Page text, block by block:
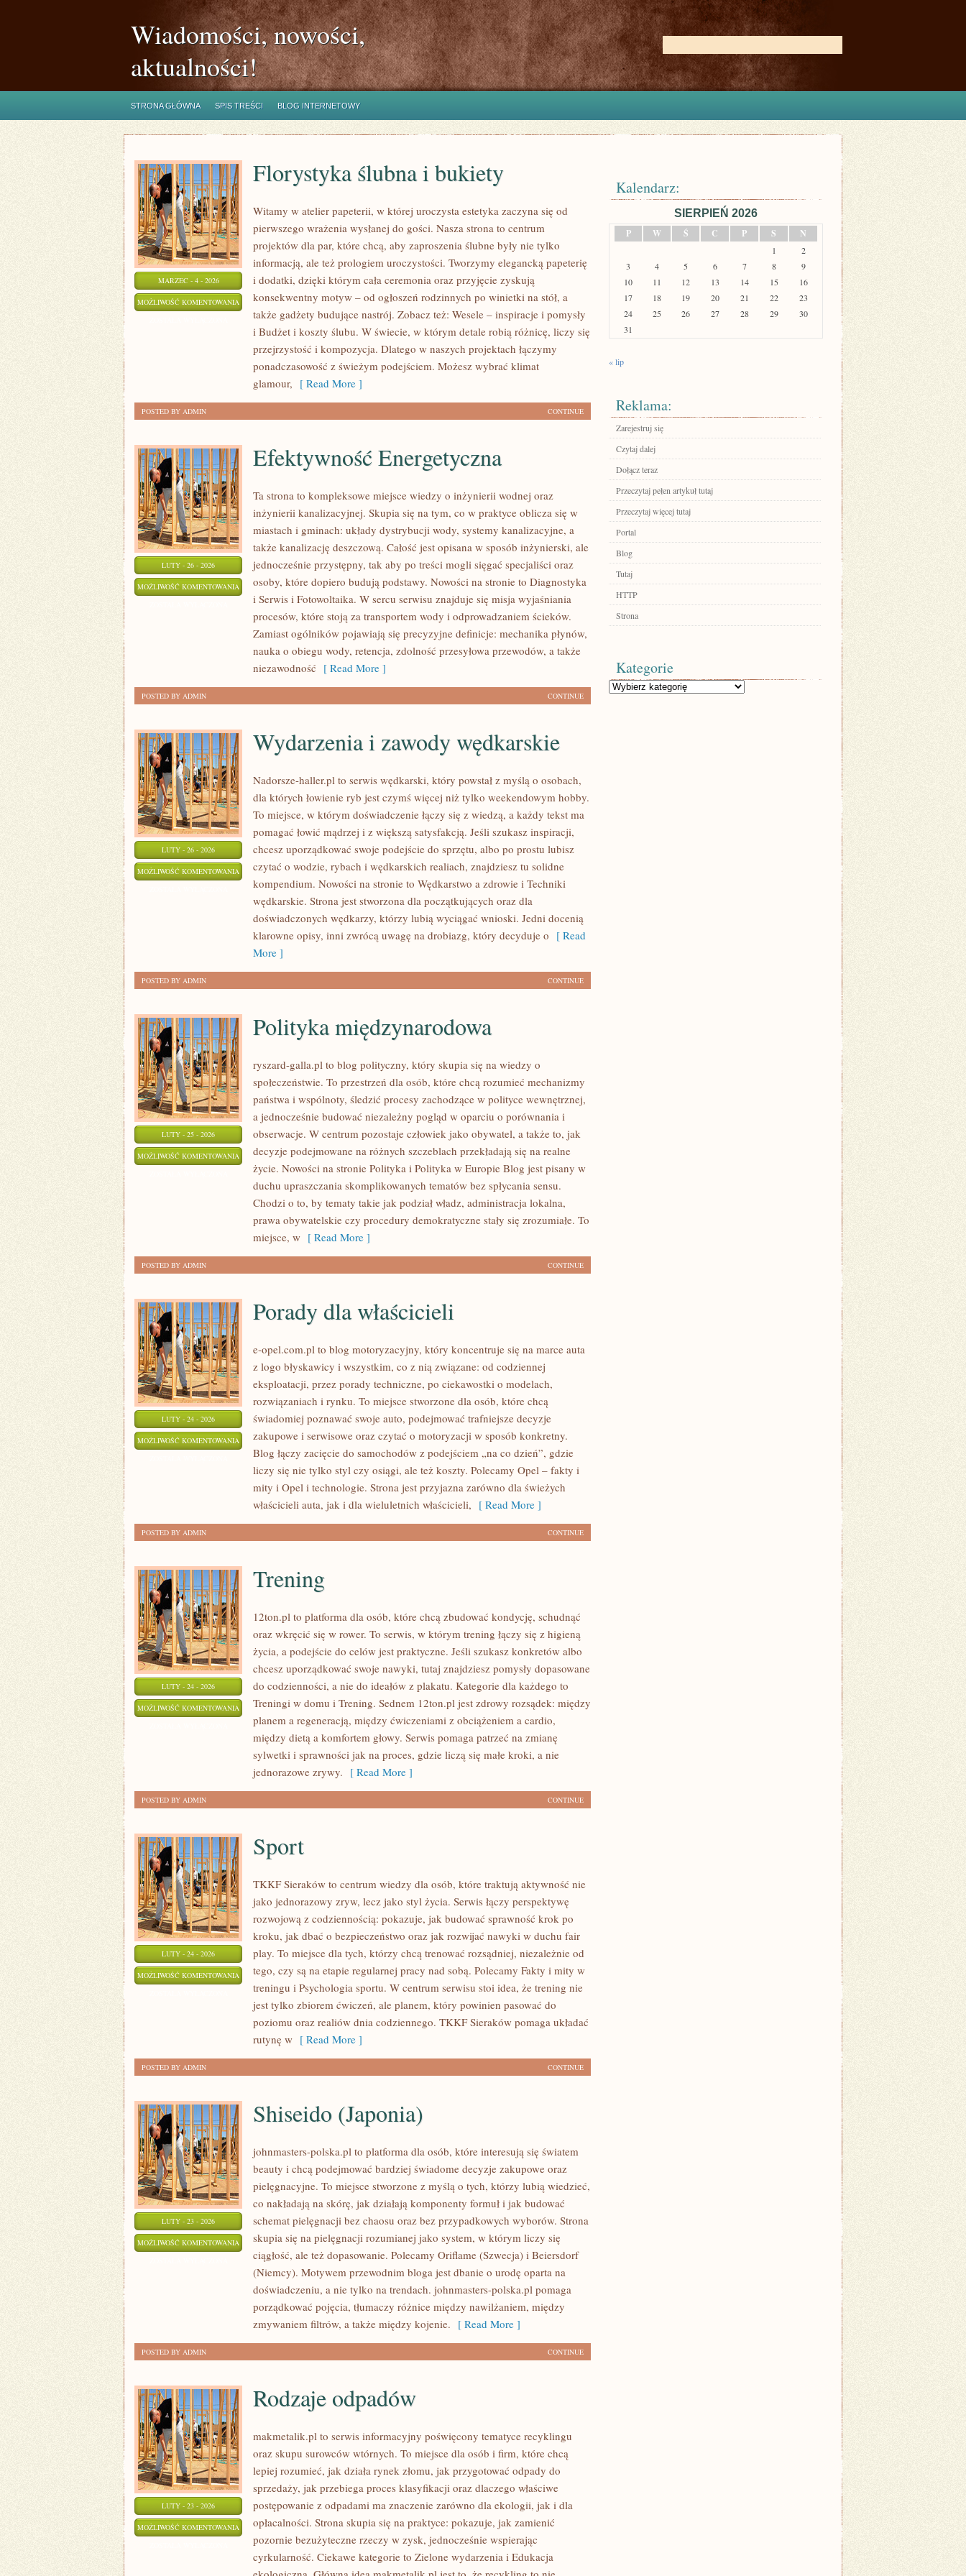
Wiadomości, nowości,
aktualności!
STRONA GŁÓWNA SPIS TREŚCI BLOG INTERNETOWY
MARZEC - 4 - 2026
MOŻLIWOŚĆ KOMENTOWANIA FLORYSTYKA
ŚLUBNA
BUKIETY
Florystyka ślubna i bukiety
Witamy w atelier papeterii, w której uroczysta estetyka zaczyna się od
pierwszego wrażenia wysłanej do gości. Nasza strona to centrum
projektów dla par, które chcą, aby zaproszenia ślubne były nie tylko
informacją, ale też prologiem uroczystości. Tworzymy elegancką papeterię
i dodatki, dzięki którym cała ceremonia oraz przyjęcie zyskują
konsekwentny motyw – od ogłoszeń rodzinnych po winietki na stół, a
także gadżety budujące nastrój. Zobacz też: Wesele – inspiracje i pomysły
i Budżet i koszty ślubu. W świecie, w którym detale robią różnicę, liczy się
przejrzystość i kompozycja. Dlatego w naszych projektach łączymy
ponadczasowość z świeżym podejściem. Możesz wybrać klimat
glamour, [ Read More ]
CONTINUE
POSTED BY ADMIN
LUTY - 26 - 2026
MOŻLIWOŚĆ KOMENTOWANIA EFEKTYWNOŚĆ
ENERGETYCZNA
Efektywność Energetyczna
Ta strona to kompleksowe miejsce wiedzy o inżynierii wodnej oraz
inżynierii kanalizacyjnej. Skupia się na tym, co w praktyce oblicza się w
miastach i gminach: układy dystrybucji wody, systemy kanalizacyjne, a
także kanalizację deszczową. Całość jest opisana w sposób inżynierski, ale
jednocześnie przystępny, tak aby po treści mogli sięgać specjaliści oraz
osoby, które dopiero budują podstawy. Nowości na stronie to Diagnostyka
i Serwis i Fotowoltaika. W sercu serwisu znajduje się misja wyjaśniania
procesów, które stoją za transportem wody i odprowadzaniem ścieków.
Zamiast ogólników pojawiają się precyzyjne definicje: mechanika płynów,
nauka o obiegu wody, retencja, zdolność przesyłowa przewodów, a także
niezawodność [ Read More ]
CONTINUE
POSTED BY ADMIN
LUTY - 26 - 2026
MOŻLIWOŚĆ KOMENTOWANIA WYDARZENIA
ZAWODY
WĘDKARSKIE
Wydarzenia i zawody wędkarskie
Nadorsze-haller.pl to serwis wędkarski, który powstał z myślą o osobach,
dla których łowienie ryb jest czymś więcej niż tylko weekendowym hobby.
To miejsce, w którym doświadczenie łączy się z wiedzą, a każdy tekst ma
pomagać łowić mądrzej i z większą satysfakcją. Jeśli szukasz inspiracji,
chcesz uporządkować swoje podejście do sprzętu, albo po prostu lubisz
czytać o wodzie, rybach i wędkarskich realiach, znajdziesz tu solidne
kompendium. Nowości na stronie to Wędkarstwo a zdrowie i Techniki
wędkarskie. Strona jest stworzona dla początkujących oraz dla
doświadczonych wędkarzy, którzy lubią wyciągać wnioski. Jedni docenią
klarowne opisy, inni zwrócą uwagę na drobiazg, który decyduje o [ Read
More ]
CONTINUE
POSTED BY ADMIN
LUTY - 25 - 2026
MOŻLIWOŚĆ KOMENTOWANIA POLITYKA
MIĘDZYNARODOWA
Polityka międzynarodowa
ryszard-galla.pl to blog polityczny, który skupia się na wiedzy o
społeczeństwie. To przestrzeń dla osób, które chcą rozumieć mechanizmy
państwa i wspólnoty, śledzić procesy zachodzące w polityce wewnętrznej,
a jednocześnie budować niezależny pogląd w oparciu o porównania i
obserwacje. W centrum pozostaje człowiek jako obywatel, a także to, jak
decyzje podejmowane na różnych szczeblach przekładają się na realne
życie. Nowości na stronie Polityka i Polityka w Europie Blog jest pisany w
duchu upraszczania skomplikowanych tematów bez spłycania sensu.
Chodzi o to, by tematy takie jak podział władz, administracja lokalna,
prawa obywatelskie czy procedury demokratyczne stały się zrozumiałe. To
miejsce, w [ Read More ]
CONTINUE
POSTED BY ADMIN
LUTY - 24 - 2026
MOŻLIWOŚĆ KOMENTOWANIA PORADY
WŁAŚCICIELI
Porady dla właścicieli
e-opel.com.pl to blog motoryzacyjny, który koncentruje się na marce auta
z logo błyskawicy i wszystkim, co z nią związane: od codziennej
eksploatacji, przez porady techniczne, po ciekawostki o modelach,
rozwiązaniach i rynku. To miejsce stworzone dla osób, które chcą
świadomiej poznawać swoje auto, podejmować trafniejsze decyzje
zakupowe i serwisowe oraz czytać o motoryzacji w sposób konkretny.
Blog łączy zacięcie do samochodów z podejściem „na co dzień”, gdzie
liczy się nie tylko styl czy osiągi, ale też koszty. Polecamy Opel – fakty i
mity i Opel i technologie. Strona jest przyjazna zarówno dla świeżych
właścicieli auta, jak i dla wieluletnich właścicieli, [ Read More ]
CONTINUE
POSTED BY ADMIN
LUTY - 24 - 2026
MOŻLIWOŚĆ KOMENTOWANIA TRENING
Trening
12ton.pl to platforma dla osób, które chcą zbudować kondycję, schudnąć
oraz wkręcić się w rower. To serwis, w którym trening łączy się z higieną
życia, a podejście do celów jest praktyczne. Jeśli szukasz konkretów albo
chcesz uporządkować swoje nawyki, tutaj znajdziesz pomysły dopasowane
do codzienności, a nie do ideałów z plakatu. Kategorie dla każdego to
Treningi w domu i Trening. Sednem 12ton.pl jest zdrowy rozsądek: między
planem a regeneracją, między ćwiczeniami z obciążeniem a cardio,
między dietą a komfortem głowy. Serwis pomaga patrzeć na zmianę
sylwetki i sprawności jak na proces, gdzie liczą się małe kroki, a nie
jednorazowe zrywy. [ Read More ]
CONTINUE
POSTED BY ADMIN
LUTY - 24 - 2026
MOŻLIWOŚĆ KOMENTOWANIA SPORT
Sport
TKKF Sieraków to centrum wiedzy dla osób, które traktują aktywność nie
jako jednorazowy zryw, lecz jako styl życia. Serwis łączy perspektywę
rozwojową z codziennością: pokazuje, jak budować sprawność krok po
kroku, jak dbać o bezpieczeństwo oraz jak rozwijać nawyki w duchu fair
play. To miejsce dla tych, którzy chcą trenować rozsądniej, niezależnie od
tego, czy są na etapie regularnej pracy nad sobą. Polecamy Fakty i mity w
treningu i Psychologia sportu. W centrum serwisu stoi idea, że trening nie
jest tylko zbiorem ćwiczeń, ale planem, który powinien pasować do
poziomu oraz realiów dnia codziennego. TKKF Sieraków pomaga układać
rutynę w [ Read More ]
CONTINUE
POSTED BY ADMIN
LUTY - 23 - 2026
MOŻLIWOŚĆ KOMENTOWANIA SHISEIDO
(JAPONIA)
Shiseido (Japonia)
johnmasters-polska.pl to platforma dla osób, które interesują się światem
beauty i chcą podejmować bardziej świadome decyzje zakupowe oraz
pielęgnacyjne. To miejsce stworzone z myślą o tych, którzy lubią wiedzieć,
co nakładają na skórę, jak działają komponenty formuł i jak budować
schemat pielęgnacji bez chaosu oraz bez przypadkowych wyborów. Strona
skupia się na pielęgnacji rozumianej jako system, w którym liczy się
ciągłość, ale też dopasowanie. Polecamy Oriflame (Szwecja) i Beiersdorf
(Niemcy). Motywem przewodnim bloga jest dbanie o urodę oparta na
doświadczeniu, a nie tylko na trendach. johnmasters-polska.pl pomaga
porządkować pojęcia, tłumaczy różnice między nawilżaniem, między
zmywaniem filtrów, a także między kojenie. [ Read More ]
CONTINUE
POSTED BY ADMIN
LUTY - 23 - 2026
MOŻLIWOŚĆ KOMENTOWANIA RODZAJE
ODPADÓW
Rodzaje odpadów
makmetalik.pl to serwis informacyjny poświęcony tematyce recyklingu
oraz skupu surowców wtórnych. To miejsce dla osób i firm, które chcą
lepiej rozumieć, jak działa rynek złomu, jak przygotować odpady do
sprzedaży, jak przebiega proces klasyfikacji oraz dlaczego właściwe
postępowanie z odpadami ma znaczenie zarówno dla ekologii, jak i dla
opłacalności. Strona skupia się na praktyce: pokazuje, jak zamienić
pozornie bezużyteczne rzeczy w zysk, jednocześnie wspierając
cyrkularność. Ciekawe kategorie to Zielone wydarzenia i Edukacja
Kalendarz:
SIERPIEŃ 2026
P
W Ś C P S N
1
2
3
4 5 6 7 8
9
10
11 12 13 14 15
16
17
18 19 20 21 22
23
24
25 26 27 28 29
30
31
« lip
Reklama:
Zarejestruj się
Czytaj dalej
Dołącz teraz
Przeczytaj pełen artykuł tutaj
Przeczytaj więcej tutaj
Portal
Blog
Tutaj
HTTP
Strona
Kategorie
Kategorie